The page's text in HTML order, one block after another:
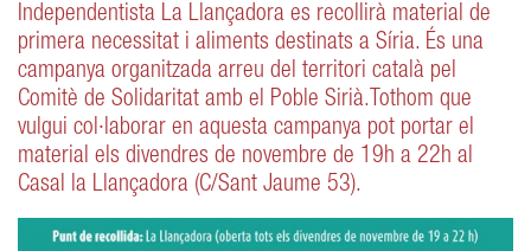
Independentista La Llançadora es recollirà material de
primera necessitat i aliments destinats a Síria. És una
campanya organitzada arreu del territori català pel
Comitè de Solidaritat amb el Poble Sirià.Tothom que
vulgui col·laborar en aquesta campanya pot portar el
material els divendres de novembre de 19h a 22h al
Casal la Llançadora (C/Sant Jaume 53).